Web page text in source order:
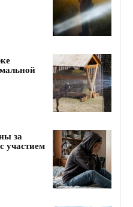
за
участием